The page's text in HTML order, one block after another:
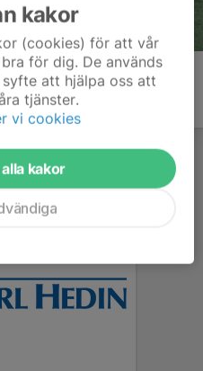
kakor
(cookies) för att vår
för dig. De används
att hjälpa oss att
tjänster.
vi cookies
kakor